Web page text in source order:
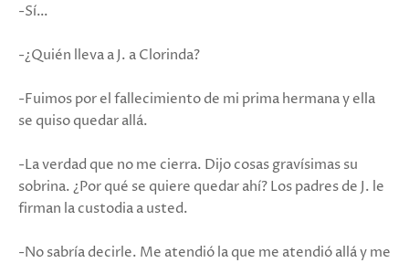
-Sí…
-¿Quién lleva a J. a Clorinda?
-Fuimos por el fallecimiento de mi prima hermana y ella
se quiso quedar allá.
-La verdad que no me cierra. Dijo cosas gravísimas su
sobrina. ¿Por qué se quiere quedar ahí? Los padres de J. le
firman la custodia a usted.
-No sabría decirle. Me atendió la que me atendió allá y me